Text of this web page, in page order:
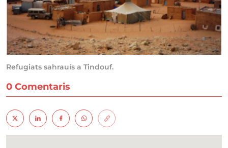
Refugiats sahrauís a Tindouf.
0 Comentaris